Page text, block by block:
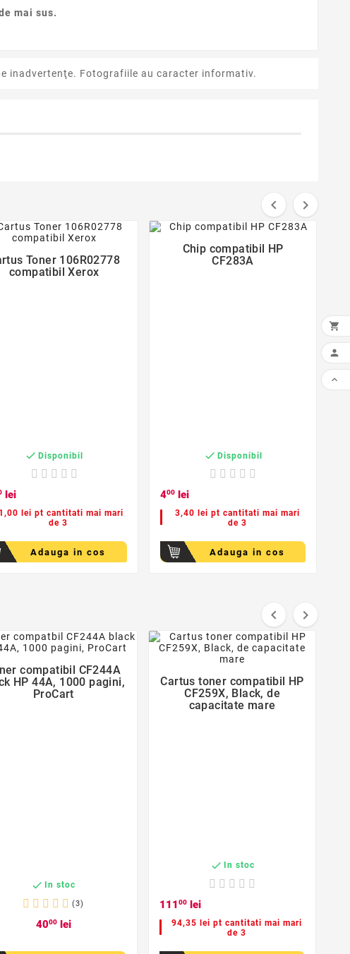
mai sus.
inadvertenţe. Fotografiile au caracter informativ.
 

favorite_border
Toner 106R02778
compatibil Xerox
 Disponibil
lei
lei pt cantitati mai mari
de 3
Adauga in cos

Chip compatibil HP
CF283A
 Disponibil
400lei
3,40 lei pt cantitati mai mari
de 3
Adauga in cos
 

favorite_border
compatibil CF244A
HP 44A, 1000 pagini,
ProCart
 In stoc
(3)
4000lei

favorite_border
Cartus toner compatibil HP
CF259X, Black, de
capacitate mare
 In stoc
11100 lei
94,35 lei pt cantitati mai mari
de 3


